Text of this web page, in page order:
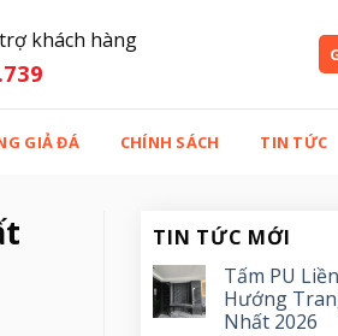
khách hàng
GIẢ ĐÁ CHÍNH SÁCH TIN TỨC
TIN TỨC MỚI
Tấm PU
Hướng
Nhất 2026